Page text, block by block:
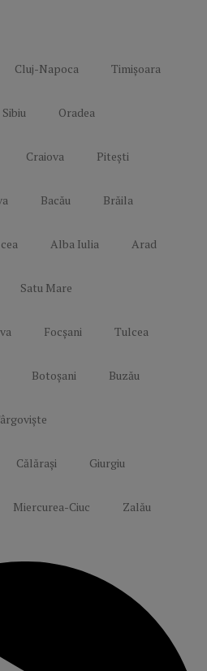
Cluj-Napoca Timișoara
Sibiu Oradea
Craiova Pitești
Bacău Brăila
Alba Iulia Arad
Satu Mare
Focșani Tulcea
Botoșani Buzău
Călărași Giurgiu
Miercurea-Ciuc Zalău